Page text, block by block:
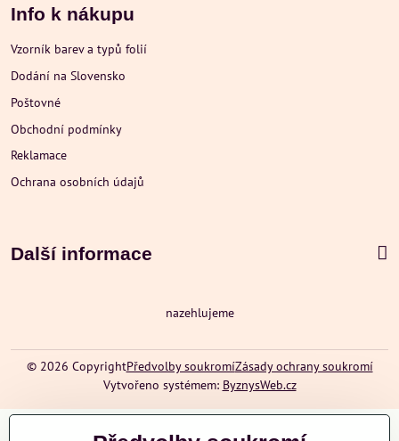
Info k nákupu
Vzorník barev a typů folií
Dodání na Slovensko
Poštovné
Obchodní podmínky
Reklamace
Ochrana osobních údajů
Další informace
nazehlujeme
© 2026 CopyrightPředvolby soukromíZásady ochrany soukromí
Vytvořeno systémem: ByznysWeb.cz